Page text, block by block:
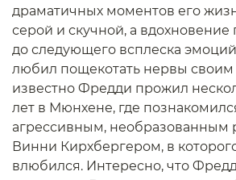
драматичных моментов его
серой и скучной, а вдохновение
до следующего всплеска
любил пощекотать нервы своим
известно Фредди прожил
лет в Мюнхене, где
агрессивным, необразованным
Винни Кирхбергером, в
влюбился. Интересно, что